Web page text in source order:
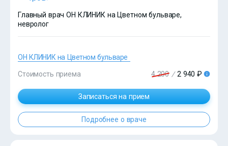
?>
Главный врач ОН КЛИНИК на Цветном бульваре,
невролог
ОН КЛИНИК на Цветном бульваре
Стоимость приема 4 200 / 2 940 ₽
Записаться на прием
Подробнее о враче